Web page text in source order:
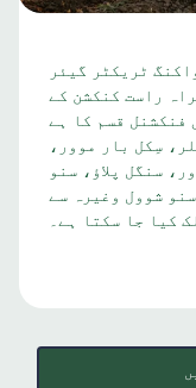
ٹریکٹر گیئر
راست کنکشن کے
فنکشنل قسم کا ہے
سِکل بار موور،
سنگل پلاؤ، سنو
شوول وغیرہ سے
کیا جا سکتا ہے۔